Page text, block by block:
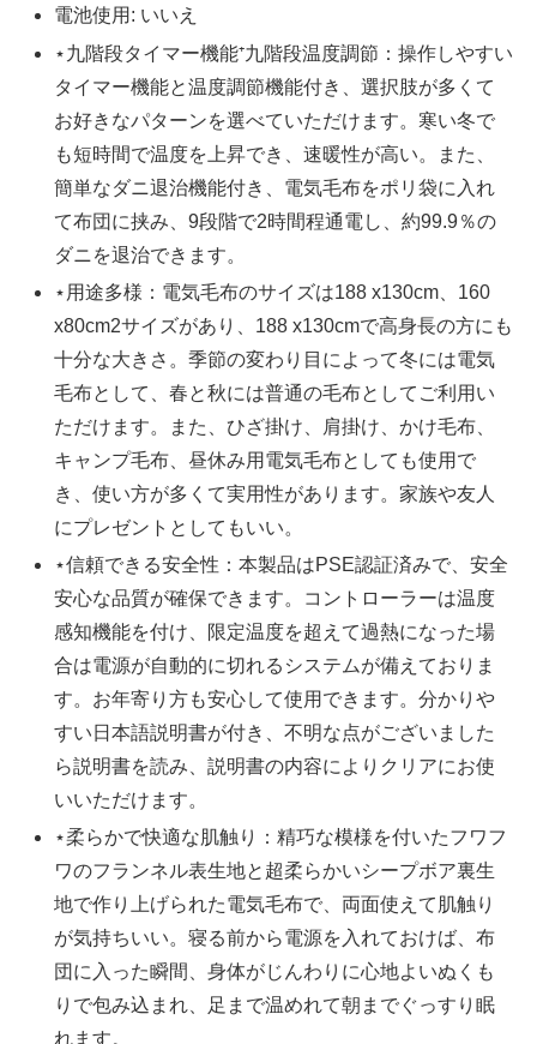
電池使用: いいえ
⋆九階段タイマー機能⁺九階段温度調節：操作しやすい
タイマー機能と温度調節機能付き、選択肢が多くて
お好きなパターンを選べていただけます。寒い冬で
も短時間で温度を上昇でき、速暖性が高い。また、
簡単なダニ退治機能付き、電気毛布をポリ袋に入れ
て布団に挟み、9段階で2時間程通電し、約99.9％の
ダニを退治できます。
⋆用途多様：電気毛布のサイズは188 x130cm、160
x80cm2サイズがあり、188 x130cmで高身長の方にも
十分な大きさ。季節の変わり目によって冬には電気
毛布として、春と秋には普通の毛布としてご利用い
ただけます。また、ひざ掛け、肩掛け、かけ毛布、
キャンプ毛布、昼休み用電気毛布としても使用で
き、使い方が多くて実用性があります。家族や友人
にプレゼントとしてもいい。
⋆信頼できる安全性：本製品はPSE認証済みで、安全
安心な品質が確保できます。コントローラーは温度
感知機能を付け、限定温度を超えて過熱になった場
合は電源が自動的に切れるシステムが備えておりま
す。お年寄り方も安心して使用できます。分かりや
すい日本語説明書が付き、不明な点がございました
ら説明書を読み、説明書の内容によりクリアにお使
いいただけます。
⋆柔らかで快適な肌触り：精巧な模様を付いたフワフ
ワのフランネル表生地と超柔らかいシープボア裏生
地で作り上げられた電気毛布で、両面使えて肌触り
が気持ちいい。寝る前から電源を入れておけば、布
団に入った瞬間、身体がじんわりに心地よいぬくも
りで包み込まれ、足まで温めれて朝までぐっすり眠
れます。